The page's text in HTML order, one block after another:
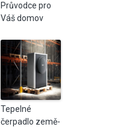
Průvodce pro
Váš domov
Tepelné
čerpadlo země-